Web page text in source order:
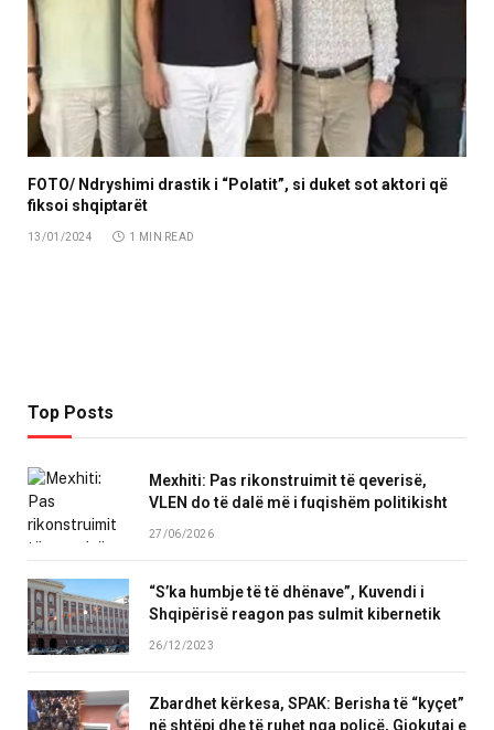
FOTO/ Ndryshimi drastik i “Polatit”, si duket sot aktori që
fiksoi shqiptarët
13/01/2024 1 MIN READ
Top Posts
Mexhiti: Pas rikonstruimit të qeverisë,
VLEN do të dalë më i fuqishëm politikisht
27/06/2026
“S’ka humbje të të dhënave”, Kuvendi i
Shqipërisë reagon pas sulmit kibernetik
26/12/2023
Zbardhet kërkesa, SPAK: Berisha të “kyçet”
në shtëpi dhe të ruhet nga policë, Gjokutaj e